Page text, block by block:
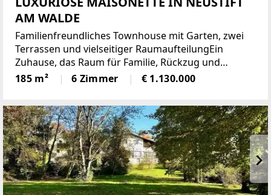
AM WALDE
Familienfreundliches Townhouse mit Garten, zwei
Terrassen und vielseitiger RaumaufteilungEin
Zuhause, das Raum für Familie, Rückzug und
gemeinsames Leben schafft: Dieses grosszügige
Townhouse mit rund 185 m² Wohnfläche überzeugt
185 m² 6 Zimmer € 1.130.000